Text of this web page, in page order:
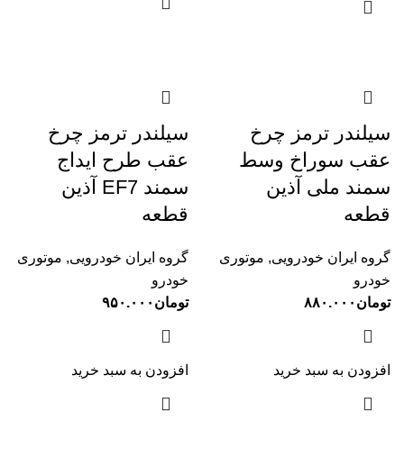
سیلندر ترمز چرخ
عقب سوراخ وسط
سمند ملی آذین
قطعه
گروه ایران خودرویی, موتوری
خودرو
تومان ۸۸۰.۰۰۰
افزودن به سبد خرید
سیلندر ترمز چرخ
عقب طرح ایداج
سمند EF7 آذین
قطعه
گروه ایران خودرویی, موتوری
خودرو
تومان ۹۵۰.۰۰۰
افزودن به سبد خرید